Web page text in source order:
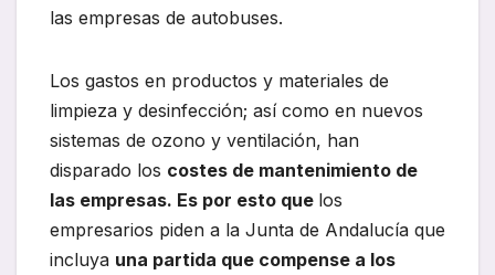
las empresas de autobuses.
Los gastos en productos y materiales de
limpieza y desinfección; así como en nuevos
sistemas de ozono y ventilación, han
disparado los costes de mantenimiento de
las empresas. Es por esto que los
empresarios piden a la Junta de Andalucía que
incluya una partida que compense a los